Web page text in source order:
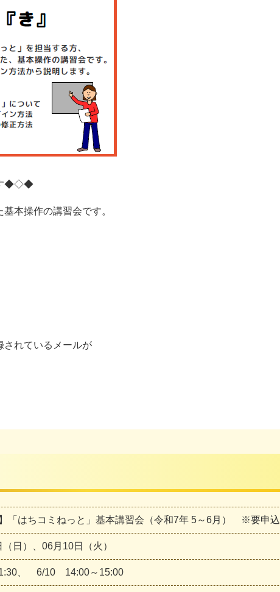
す◆◇◆
本操作の講習会です。
れているメールが
】「はちコミねっと」基本講習会（令和7年 5～6月） ※要申込
日）、06月10日（火）
、 6/10 14:00～15:00